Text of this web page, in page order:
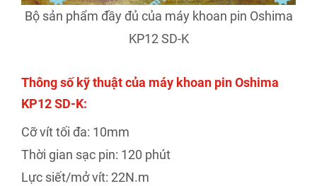
Bộ sản phẩm đầy đủ của máy khoan pin Oshima
KP12 SD-K
Thông số kỹ thuật của máy khoan pin Oshima
KP12 SD-K:
Cỡ vít tối đa: 10mm
Thời gian sạc pin: 120 phút
Lực siết/mở vít: 22N.m